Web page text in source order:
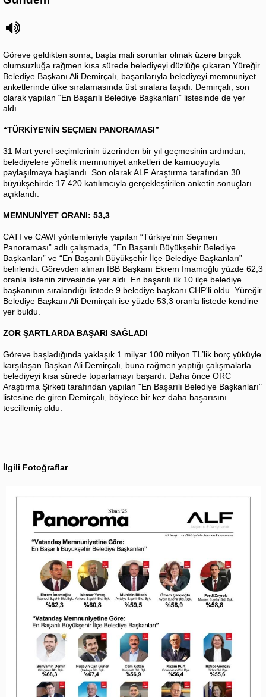
Göreve geldikten sonra, başta mali sorunlar olmak üzere birçok
olumsuzluğa rağmen kısa sürede belediyeyi düzlüğe çıkaran Yüreğir
Belediye Başkanı Ali Demirçalı, başarılarıyla belediyeyi memnuniyet
anketlerinde ülke sıralamasında üst sıralara taşıdı. Demirçalı, son
olarak yapılan “En Başarılı Belediye Başkanları” listesinde de yer
aldı.
“TÜRKİYE'NİN SEÇMEN PANORAMASI”
31 Mart yerel seçimlerinin üzerinden bir yıl geçmesinin ardından,
belediyelere yönelik memnuniyet anketleri de kamuoyuyla
paylaşılmaya başlandı. Son olarak ALF Araştırma tarafından 30
büyükşehirde 17.420 katılımcıyla gerçekleştirilen anketin sonuçları
açıklandı.
MEMNUNİYET ORANI: 53,3
CATI ve CAWI yöntemleriyle yapılan “Türkiye'nin Seçmen
Panoraması” adlı çalışmada, “En Başarılı Büyükşehir Belediye
Başkanları” ve “En Başarılı Büyükşehir İlçe Belediye Başkanları”
belirlendi. Görevden alınan İBB Başkanı Ekrem İmamoğlu yüzde 62,3
oranla listenin zirvesinde yer aldı. En başarılı ilk 10 ilçe belediye
başkanının sıralandığı listede 9 belediye başkanı CHP'li oldu. Yüreğir
Belediye Başkanı Ali Demirçalı ise yüzde 53,3 oranla listede kendine
yer buldu.
ZOR ŞARTLARDA BAŞARI SAĞLADI
Göreve başladığında yaklaşık 1 milyar 100 milyon TL’lik borç yüküyle
karşılaşan Başkan Ali Demirçalı, buna rağmen yaptığı çalışmalarla
belediyeyi kısa sürede toparlamayı başardı. Daha önce ORC
Araştırma Şirketi tarafından yapılan "En Başarılı Belediye Başkanları"
listesine de giren Demirçalı, böylece bir kez daha başarısını
tescillemiş oldu.
İlgili Fotoğraflar